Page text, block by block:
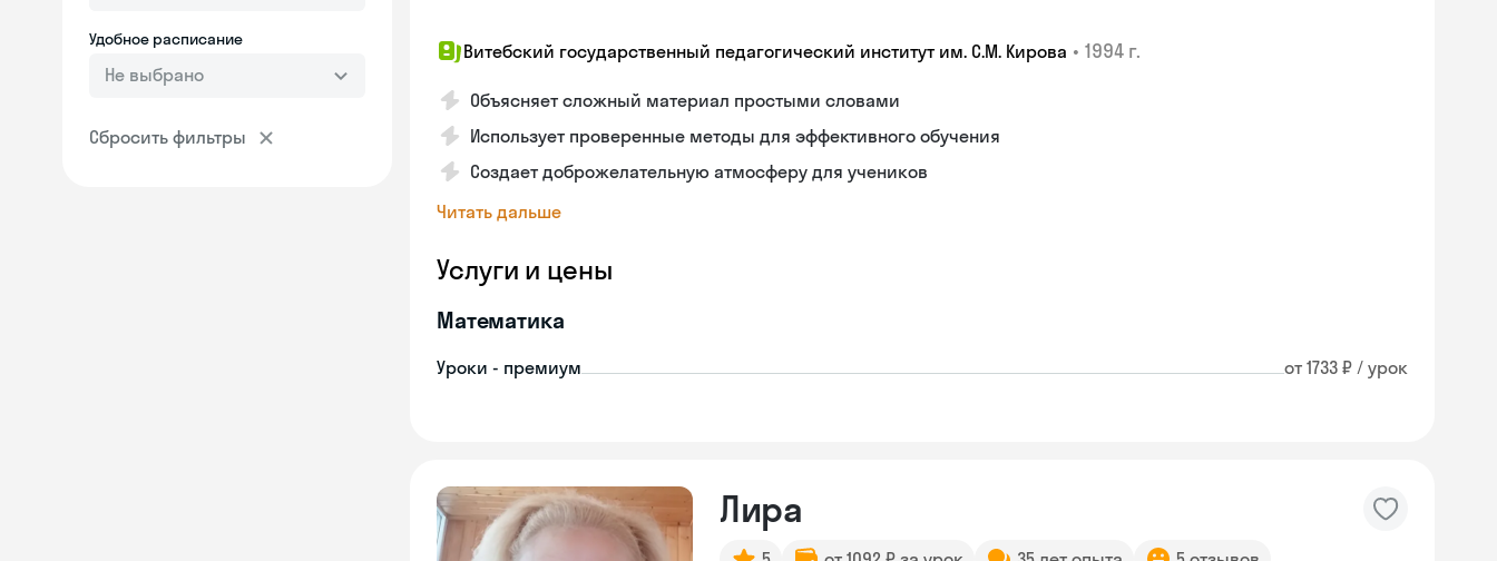
Удобное расписание
Не выбрано
Сбросить фильтры
Витебский государственный педагогический институт им. С.М. Кирова • 1994 г.
Объясняет сложный материал простыми словами
Использует проверенные методы для эффективного обучения
Создает доброжелательную атмосферу для учеников
Читать дальше
Услуги и цены
Математика
Уроки - премиум от 1733 ₽ / урок
Лира